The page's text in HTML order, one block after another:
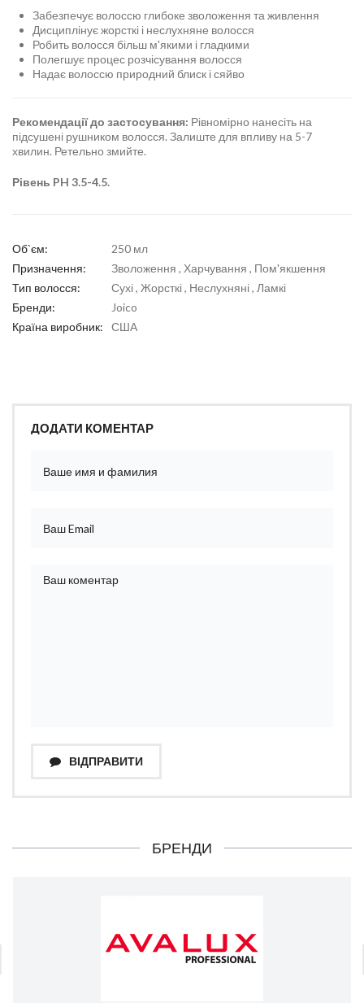
Забезпечує волоссю глибоке зволоження та живлення
Дисциплінує жорсткі і неслухняне волосся
Робить волосся більш м'якими і гладкими
Полегшує процес розчісування волосся
Надає волоссю природний блиск і сяйво
Рекомендації до застосування: Рівномірно нанесіть на
підсушені рушником волосся. Залиште для впливу на 5-7
хвилин. Ретельно змийте.
Рівень PH 3.5-4.5.
Об`єм:
250 мл
Призначення:
Зволоження , Харчування , Пом'якшення
Тип волосся:
Сухі , Жорсткі , Неслухняні , Ламкі
Бренди:
Joico
Країна виробник:
США
ДОДАТИ КОМЕНТАР
ВІДПРАВИТИ
БРЕНДИ